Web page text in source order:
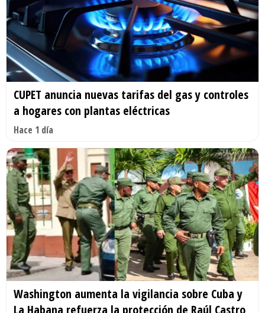
CUPET anuncia nuevas tarifas del gas y controles
a hogares con plantas eléctricas
Hace 1 día
Washington aumenta la vigilancia sobre Cuba y
La Habana refuerza la protección de Raúl Castro